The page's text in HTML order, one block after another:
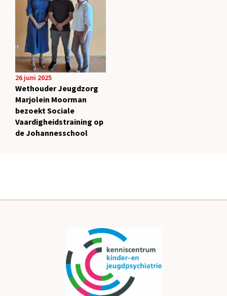
26 juni 2025
Wethouder Jeugdzorg
Marjolein Moorman
bezoekt Sociale
Vaardigheidstraining op
de Johannesschool